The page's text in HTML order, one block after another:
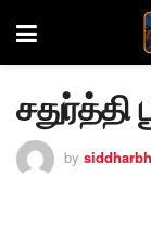
by